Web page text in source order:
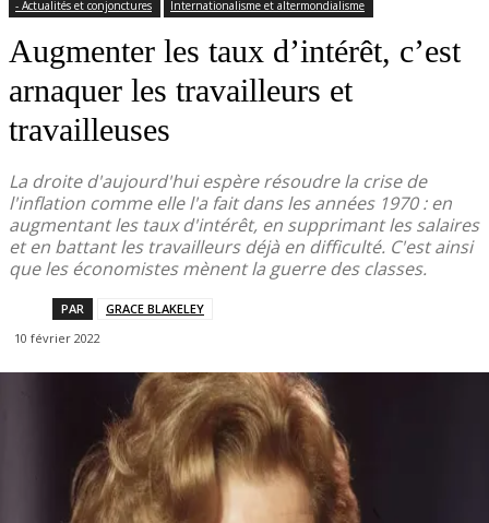
- Actualités et conjonctures Internationalisme et altermondialisme
Augmenter les taux d’intérêt, c’est
arnaquer les travailleurs et
travailleuses
La droite d'aujourd'hui espère résoudre la crise de
l'inflation comme elle l'a fait dans les années 1970 : en
augmentant les taux d'intérêt, en supprimant les salaires
et en battant les travailleurs déjà en difficulté. C'est ainsi
que les économistes mènent la guerre des classes.
PAR
GRACE BLAKELEY
10 février 2022